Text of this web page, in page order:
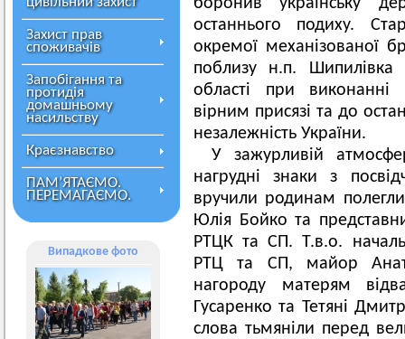
Захист прав
споживачів
Запобігання та
протидія
домашньому
насильству
Краєзнавство
ПАМ’ЯТАЄМО.
ПЕРЕМАГАЄМО.
Випадкове фото
боронив українську
останнього подиху.
окремої механізованої
поблизу н.п. Шипилівка
області при виконанні
вірним присязі та до
незалежність України.
У зажурливій
нагрудні знаки з
вручили родинам
Юлія Бойко та
РТЦК та СП. Т.в.о.
РТЦ та СП, майор
нагороду матерям
Гусаренко та Тетяні
слова тьмяніли перед